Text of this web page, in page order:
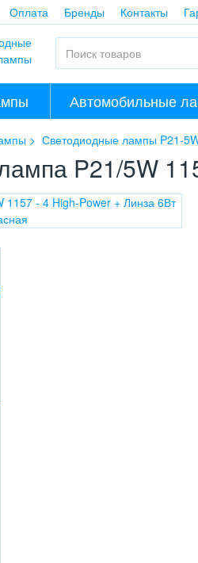
Оплата Бренды Контакты
Автомобильные
Светодиодные лампы P21-
P21/5W